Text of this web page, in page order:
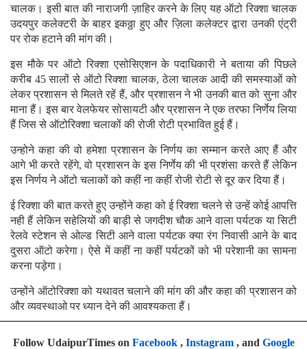
चालक। इसी बात की नाराजगी ज़ाहिर करने के लिए यह ऑटो रिक्शा चालक
उदयपुर कलेक्टरी के बाहर इकठ्ठा हुए और ज़िला कलेक्टर द्वारा उनकी एंट्री
पर रोक हटाने की मांग की।
इस मौके पर ऑटो रिक्शा एसोसिएशन के पदाधिकारी ने बताया की पिछले
करीब 45 सालों से ऑटो रिक्शा चालक, ठेला चालक आदी की समस्याओं को
लेकर प्रशासन से मिलते रहें हैं, और प्रशासन ने भी उनकी बात को सुना और
माना हैं। इस बार वेलफेयर सोसायटी और प्रशासन ने एक तरफा निर्णेय लिया
हैं जिस से ऑटोरिक्शा चलाकों की रोजी रोटी प्रभावित हुई हैं।
उन्होने कहा की वो हमेशा प्रशासन के निर्णय का सम्मान करते आए हैं और
आगे भी करते रहेंगे, वो प्रशासन के इस निर्णेय की भी प्रशंसा करते हैं लेकिन
इस निर्णय ने ऑटो चलाकों को कहीं ना कहीं रोजी रोटी से दूर कर दिया हैं।
ई रिक्शा की बात करते हुए उन्होंने कहा को ई रिक्शा चलने से उन्हें कोई आपत्ति
नही हैं लेकिन सहेलियों की बाड़ी से जगदीश चौक आने वाला पर्यटक या सिटी
रेलवे स्टेशन से ओल्ड सिटी आने वाला पर्यटक क्या रंग निवासी आने के बाद
दुसरा ऑटो करेगा। ऐसे में कहीं ना कहीं पर्यटकों को भी परेशानी का सामना
करना पड़ेगा।
उन्होंने ऑटोरिक्शा को यथावत चलाने की मांग की और कहा की प्रशासन को
और व्यवस्थाओ पर ध्यान देने की आवश्यकता हैं।
Follow UdaipurTimes on Facebook, Instagram, and Google